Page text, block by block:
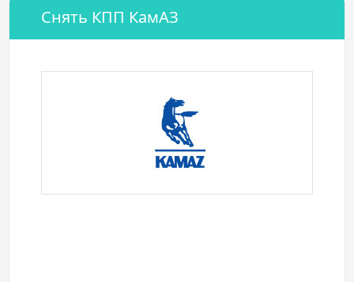
Снять КПП КамАЗ